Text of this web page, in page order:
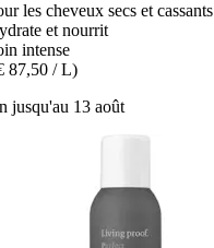
les cheveux secs et cassants
et nourrit
intense
87,50 / L)
jusqu'au 13 août